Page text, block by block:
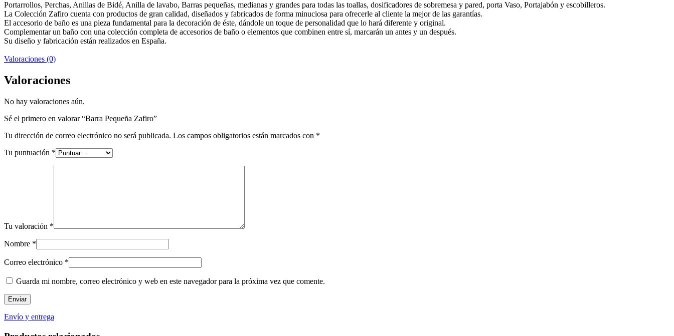
Portarrollos, Perchas, Anillas de Bidé, Anilla de lavabo, Barras pequeñas, medianas y grandes para todas las toallas, dosificadores de sobremesa y pared, porta Vaso, Portajabón y escobilleros.
La Colección Zafiro cuenta con productos de gran calidad, diseñados y fabricados de forma minuciosa para ofrecerle al cliente la mejor de las garantías.
El accesorio de baño es una pieza fundamental para la decoración de éste, dándole un toque de personalidad que lo hará diferente y original.
Complementar un baño con una colección completa de accesorios de baño o elementos que combinen entre sí, marcarán un antes y un después.
Su diseño y fabricación están realizados en España.
Valoraciones (0)
Valoraciones
No hay valoraciones aún.
Sé el primero en valorar “Barra Pequeña Zafiro”
Tu dirección de correo electrónico no será publicada. Los campos obligatorios están marcados con *
Tu puntuación *
Tu valoración *
Nombre *
Correo electrónico *
Guarda mi nombre, correo electrónico y web en este navegador para la próxima vez que comente.
Envío y entrega